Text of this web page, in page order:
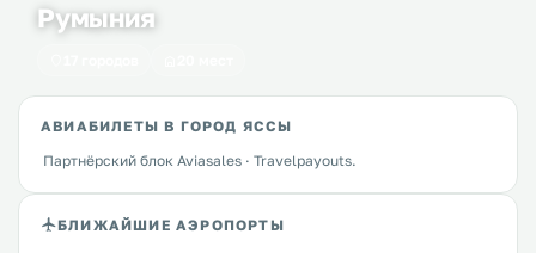
Румыния
АВИАБИЛЕТЫ В ГОРОД ЯССЫ
Партнёрский блок Aviasales · Travelpayouts.
БЛИЖАЙШИЕ АЭРОПОРТЫ